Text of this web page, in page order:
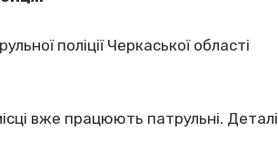
поліції Черкаської області
вже працюють патрульні. Деталі